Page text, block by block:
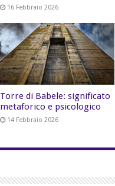
16 Febbraio 2026
Torre di Babele: significato
metaforico e psicologico
14 Febbraio 2026